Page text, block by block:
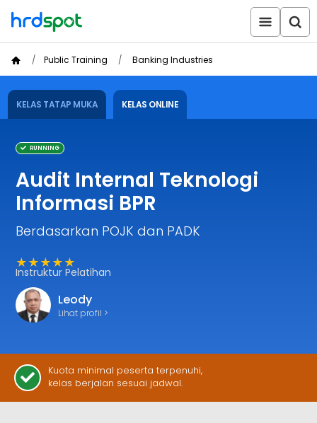
Public Training Banking Industries
KELAS TATAP MUKA KELAS ONLINE
RUNNING
Audit Internal Teknologi
Informasi BPR
Berdasarkan POJK dan PADK
★★★★★
Instruktur Pelatihan
Leody
Lihat profil >
Kuota minimal peserta terpenuhi,
kelas berjalan sesuai jadwal.